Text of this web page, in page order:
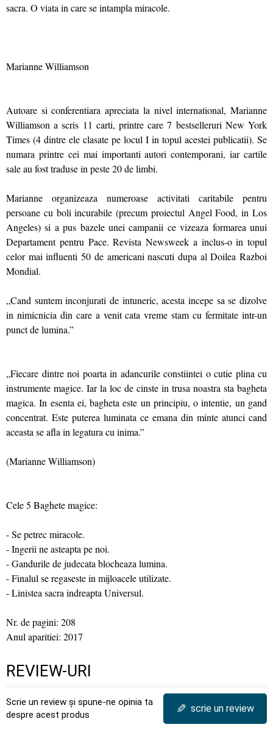
sacra. O viata in care se intampla miracole.
Marianne Williamson
Autoare si conferentiara apreciata la nivel international, Marianne
Williamson a scris 11 carti, printre care 7 bestselleruri New York
Times (4 dintre ele clasate pe locul I in topul acestei publicatii). Se
numara printre cei mai importanti autori contemporani, iar cartile
sale au fost traduse in peste 20 de limbi.
Marianne organizeaza numeroase activitati caritabile pentru
persoane cu boli incurabile (precum proiectul Angel Food, in Los
Angeles) si a pus bazele unei campanii ce vizeaza formarea unui
Departament pentru Pace. Revista Newsweek a inclus-o in topul
celor mai influenti 50 de americani nascuti dupa al Doilea Razboi
Mondial.
„Cand suntem inconjurati de intuneric, acesta incepe sa se dizolve
in nimicnicia din care a venit cata vreme stam cu fermitate intr-un
punct de lumina.”
„Fiecare dintre noi poarta in adancurile constiintei o cutie plina cu
instrumente magice. Iar la loc de cinste in trusa noastra sta bagheta
magica. In esenta ei, bagheta este un principiu, o intentie, un gand
concentrat. Este puterea luminata ce emana din minte atunci cand
aceasta se afla in legatura cu inima.”
(Marianne Williamson)
Cele 5 Baghete magice:
- Se petrec miracole.
- Ingerii ne asteapta pe noi.
- Gandurile de judecata blocheaza lumina.
- Finalul se regaseste in mijloacele utilizate.
- Linistea sacra indreapta Universul.
Nr. de pagini: 208
Anul aparitiei: 2017
REVIEW-URI
Scrie un review și spune-ne opinia ta
despre acest produs
✎ scrie un review